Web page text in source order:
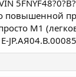
кузов
площадки
площадки)
защиты
и от дрожания
более надежное
сразу "убить".
повышенной
M1